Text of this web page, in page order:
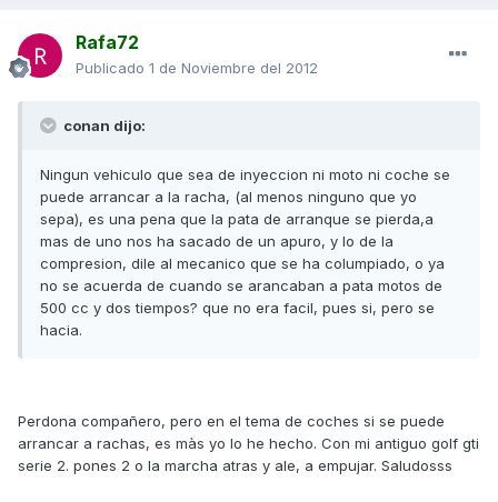
Rafa72
Publicado 1 de Noviembre del 2012
conan dijo:
Ningun vehiculo que sea de inyeccion ni moto ni coche se
puede arrancar a la racha, (al menos ninguno que yo
sepa), es una pena que la pata de arranque se pierda,a
mas de uno nos ha sacado de un apuro, y lo de la
compresion, dile al mecanico que se ha columpiado, o ya
no se acuerda de cuando se arancaban a pata motos de
500 cc y dos tiempos? que no era facil, pues si, pero se
hacia.
Perdona compañero, pero en el tema de coches si se puede
arrancar a rachas, es màs yo lo he hecho. Con mi antiguo golf gti
serie 2. pones 2 o la marcha atras y ale, a empujar. Saludosss